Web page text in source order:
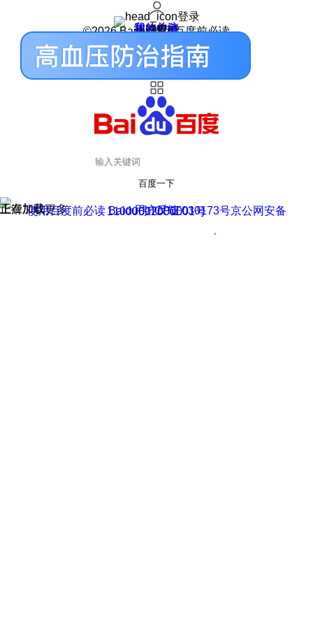
登录
我的关注
我的收藏
皮肤中心
用户反馈
设置
©2026 Baidu 使用百度前必读
百度一下
正在加载
上滑加载更多 用户反馈
使用百度前必读 Baidu 京ICP证030173号
京公网安备11000002000001号